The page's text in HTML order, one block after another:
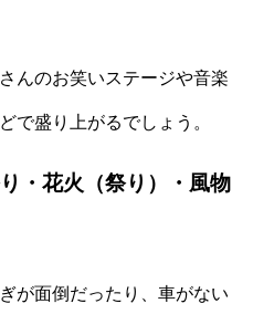
さんのお笑いステージや音楽
で盛り上がるでしょう。
・花火（祭り）・風物
が面倒だったり、車がない